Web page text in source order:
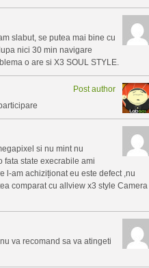
slabut, se putea mai bine cu
nici 30 min navigare
o are si X3 SOUL STYLE.
Post author
si nu mint nu
fata state execrabile ami
l-am achiziționat eu este defect ,nu
comparat cu allview x3 style Camera
va recomand sa va atingeti